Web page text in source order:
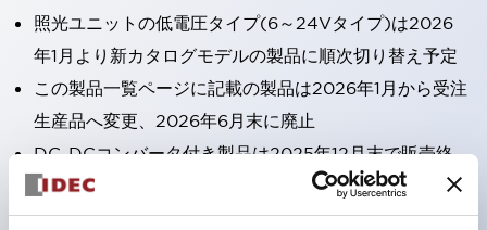
照光ユニットの低電圧タイプ(6～24Vタイプ)は2026
年1月より新カタログモデルの製品に順次切り替え予定
この製品一覧ページに記載の製品は2026年1月から受注
生産品へ変更、2026年6月末に廃止
DC-DCコンバータ付き製品は2025年12月末で販売終
了
丸形圧着端子の配線工数を大幅に削減。（パイロットラ